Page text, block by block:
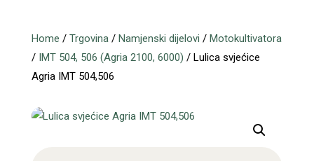
Home / Trgovina/ Namjenski dijelovi / Motokultivatora
/ IMT 504, 506 (Agria 2100, 6000) / Lulica svjećice
Agria IMT 504,506